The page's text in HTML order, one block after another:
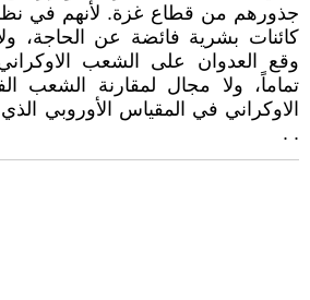
جذورهم من قطاع غزة. لأنهم في
كائنات بشرية فائضة عن الحاجة، ولا
وقع العدوان على الشعب
تماماً، ولا مجال لمقارنة الشعب
الاوكراني في المقياس الأوروبي
. .